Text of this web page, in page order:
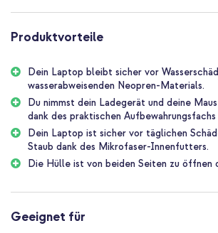
und schließen lässt. So hast du deinen Laptop
Staub geschützt ist.
Neopren-Material
Das Neopren-Material, aus dem diese Hülle
schöne Eigenschaft, dass es
also, wenn versehentlich ein Glas Wasser
den Regen laufen musst, dein Laptop bleibt
Praktischer Reißverschluss
Zudem lässt sich die Hülle von beiden Seiten
So hast du deinen Laptop immer schnell zur
verstaut!
Produktvorteile
Dein Laptop bleibt sicher vor
wasserabweisenden Neopren-Materials.
Du nimmst dein Ladegerät und deine
dank des praktischen
Dein Laptop ist sicher vor täglichen
Staub dank des Mikrofaser-Innenfutters.
Die Hülle ist von beiden Seiten zu öffnen
Geeignet für